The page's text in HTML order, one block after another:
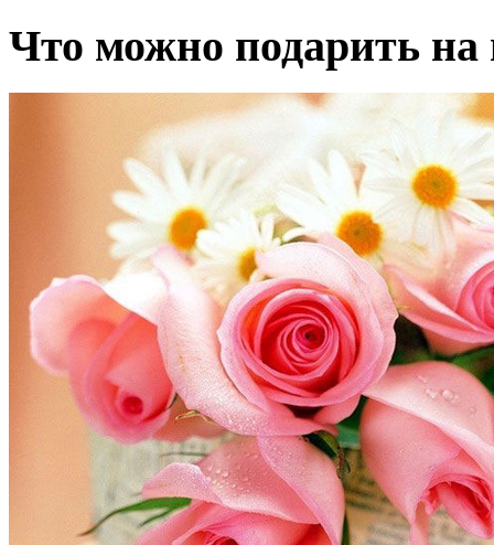
Что можно подарить